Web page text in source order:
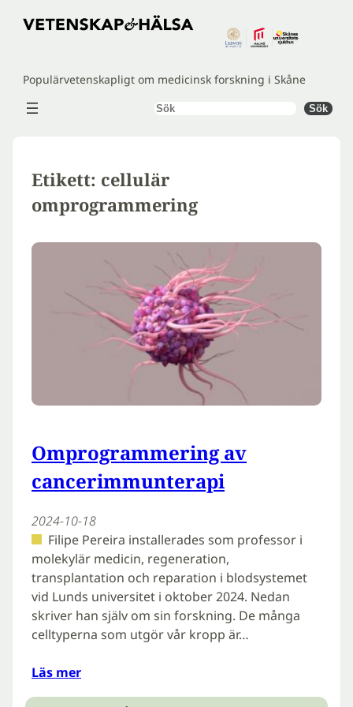
Hoppa
Populärvetenskapligt om medicinsk forskning i Skåne
Sök Sök
Etikett: cellulär
omprogrammering
Omprogrammering av
cancerimmunterapi
2024-10-18
Filipe Pereira installerades som professor i
molekylär medicin, regeneration,
transplantation och reparation i blodsystemet
vid Lunds universitet i oktober 2024. Nedan
skriver han själv om sin forskning. De många
celltyperna som utgör vår kropp är…
Läs mer